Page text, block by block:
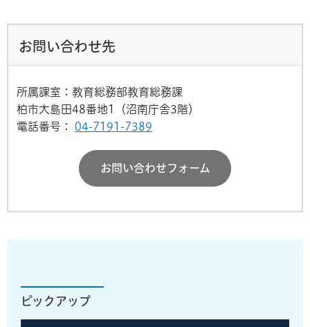
お問い合わせ先
所属課室：教育総務部教育総務課
柏市大島田48番地1（沼南庁舎3階）
電話番号：
04-7191-7389
お問い合わせフォーム
ピックアップ